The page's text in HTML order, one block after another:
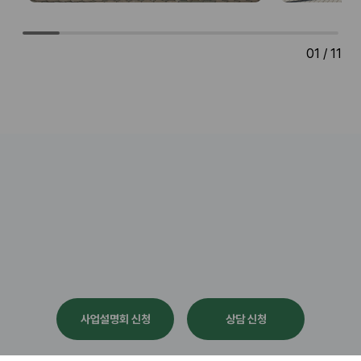
01 / 11
사업설명회 신청 상담 신청